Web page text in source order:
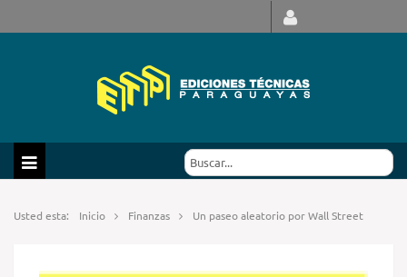
Usted esta: Inicio Finanzas Un paseo aleatorio por Wall Street